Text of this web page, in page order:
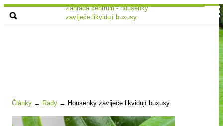
Zahrada centrum - housenky
zavíječe likvidují buxusy
Články → Rady → Housenky zavíječe likvidují buxusy